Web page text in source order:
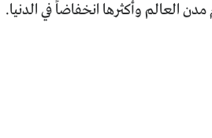
العالم وأكثرها انخفاضاً في الدنيا.